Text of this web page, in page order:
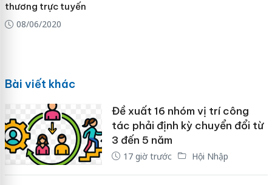
thương trực tuyến
08/06/2020
Bài viết khác
Đề xuất 16 nhóm vị trí công
tác phải định kỳ chuyển đổi từ
3 đến 5 năm
17 giờ trước Hội Nhập